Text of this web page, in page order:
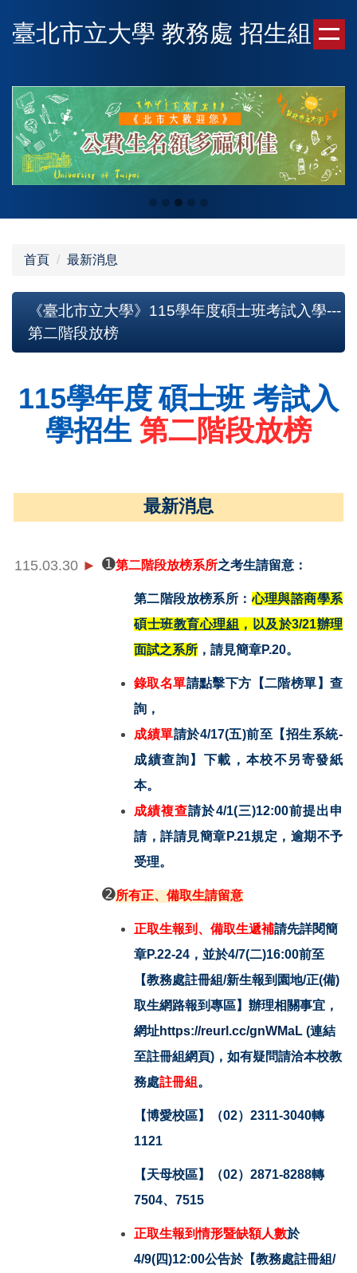
到
內
容
臺北市立大學 教務處 招生組
首頁 最新消息
《臺北市立大學》115學年度碩士班考試入學---
第二階段放榜
115學年度碩士班 考試入
學招生 第二階段放榜
最新消息
115.03.30 ► ➊第二階段放榜系所之考生請留意：
第二階段放榜系所：心理與諮商學系
碩士班教育心理組 ，以及於3/21辦理
面試之系所 ，請見簡章P.20。
錄取名單請點擊下方【二階榜單】查
詢，
成績單請於4/17(五)前至【招生系統-
成績查詢】下載，本校不另寄發紙
本。
成績複查請於4/1(三)12:00前提出申
請，詳請見簡章P.21規定，逾期不予
受理。
➋所有正、備取生請留意
正取生報到、備取生遞補請先詳閱簡
章P.22-24， 並於4/7(二)16:00前至
【教務處註冊組/新生報到園地/正(備)
取生網路報到專區】辦理相關事宜，
網址https://reurl.cc/gnWMaL (連結
至註冊組網頁)，如有疑問請洽本校教
務處註冊組 。
【博愛校區】（02）2311-3040轉
1121
【天母校區】（02）2871-8288轉
7504、7515
正取生報到情形暨缺額人數於
4/9(四)12:00公告於【教務處註冊組/